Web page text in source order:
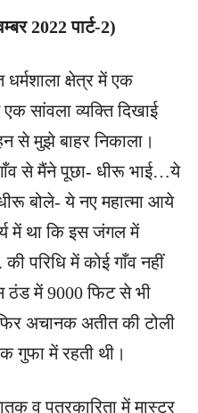
2022 पार्ट-2)
क्षेत्र में एक
सांवला व्यक्ति दिखाई
से मुझे बाहर निकाला।
से मैंने पूछा- धीरू भाई…ये
बोले- ये नए महात्मा आये
में था कि इस जंगल में
परिधि में कोई गाँव नहीं
ठंड में 9000 फिट से भी
अचानक अतीत की टोली
गुफा में रहती थी।
व पत्रकारिता में मास्टर